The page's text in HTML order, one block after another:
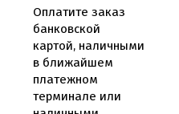
Оплатите заказ
банковской
картой, наличными
в ближайшем
платежном
терминале или